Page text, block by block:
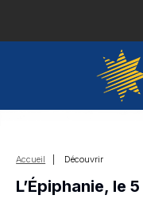
Accueil | Découvrir
L’Épiphanie, le